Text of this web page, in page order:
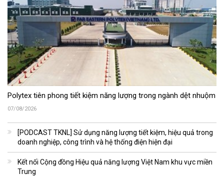
Polytex tiên phong tiết kiệm năng lượng trong ngành dệt nhuộm
07/08/2026
[PODCAST TKNL] Sử dụng năng lượng tiết kiệm, hiệu quả trong
doanh nghiệp, công trình và hệ thống điện hiện đại
Kết nối Cộng đồng Hiệu quả năng lượng Việt Nam khu vực miền
Trung